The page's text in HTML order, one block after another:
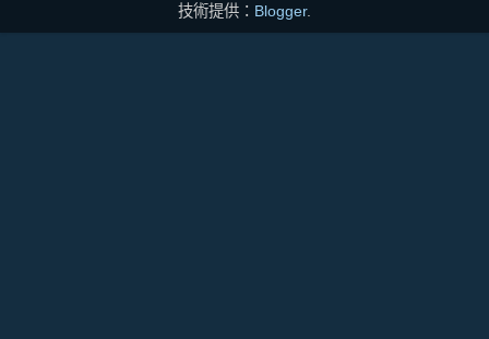
技術提供： Blogger.